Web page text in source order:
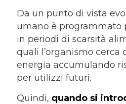
Da un punto di vista
umano è programmato
in periodi di scarsità
quali l’organismo cerca
energia accumulando
per utilizzi futuri.
Quindi, quando si